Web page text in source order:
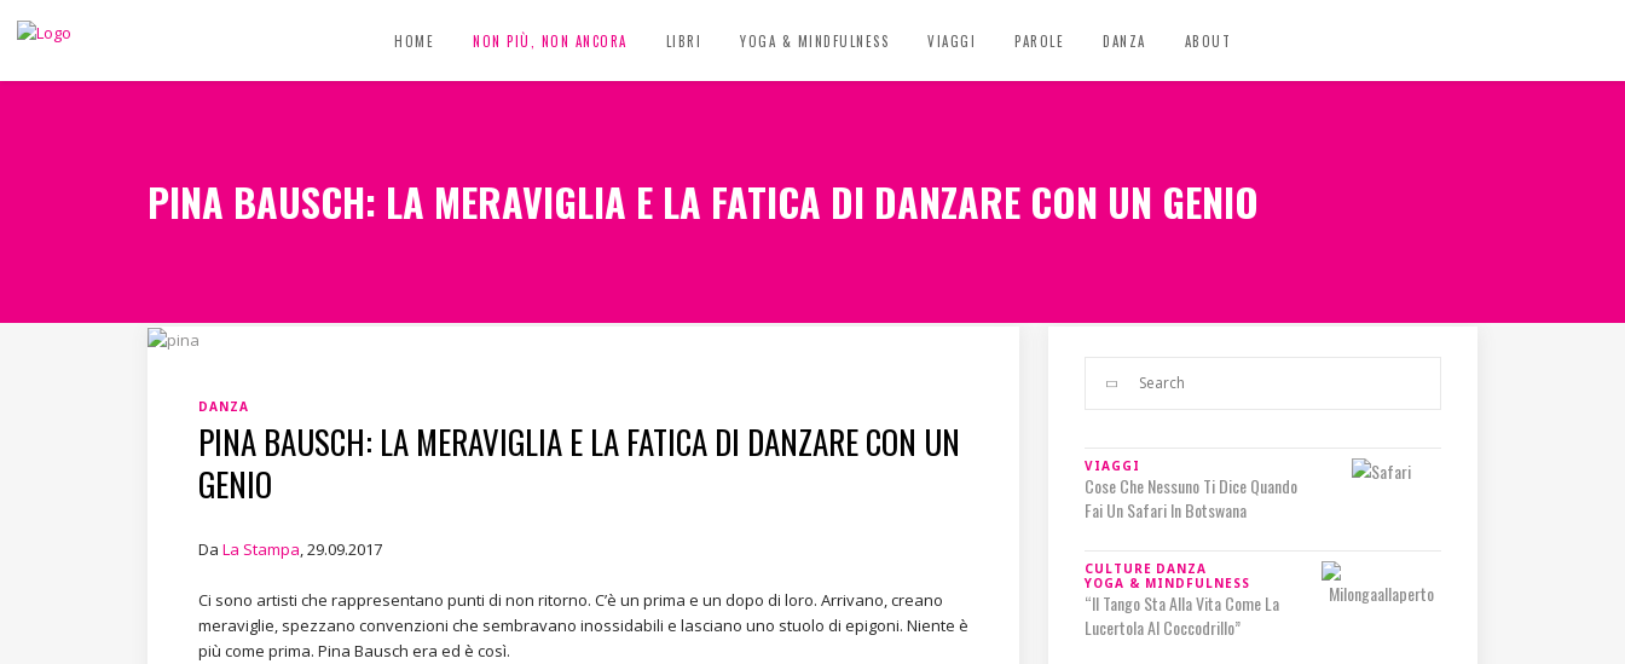
HOME NON PIÙ, NON ANCORA LIBRI YOGA & MINDFULNESS VIAGGI PAROLE DANZA ABOUT
PINA BAUSCH: LA MERAVIGLIA E LA FATICA DI DANZARE CON UN GENIO
DANZA
PINA BAUSCH: LA MERAVIGLIA E LA FATICA DI DANZARE CON UN
GENIO
Da La Stampa, 29.09.2017
Ci sono artisti che rappresentano punti di non ritorno. C’è un prima e un dopo di loro. Arrivano, creano
meraviglie, spezzano convenzioni che sembravano inossidabili e lasciano uno stuolo di epigoni. Niente è
più come prima. Pina Bausch era ed è così.
VIAGGI
Cose Che Nessuno Ti Dice Quando
Fai Un Safari In Botswana
CULTURE DANZA
YOGA & MINDFULNESS
“Il Tango Sta Alla Vita Come La
Lucertola Al Coccodrillo”